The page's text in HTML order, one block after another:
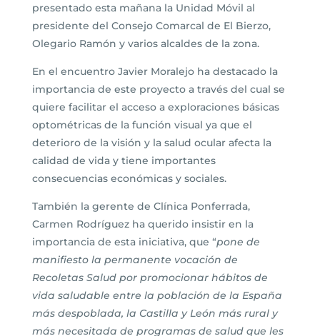
presentado esta mañana la Unidad Móvil al
presidente del Consejo Comarcal de El Bierzo,
Olegario Ramón y varios alcaldes de la zona.
En el encuentro Javier Moralejo ha destacado la
importancia de este proyecto a través del cual se
quiere facilitar el acceso a exploraciones básicas
optométricas de la función visual ya que el
deterioro de la visión y la salud ocular afecta la
calidad de vida y tiene importantes
consecuencias económicas y sociales.
También la gerente de Clínica Ponferrada,
Carmen Rodríguez ha querido insistir en la
importancia de esta iniciativa, que “pone de
manifiesto la permanente vocación de
Recoletas Salud por promocionar hábitos de
vida saludable entre la población de la España
más despoblada, la Castilla y León más rural y
más necesitada de programas de salud que les